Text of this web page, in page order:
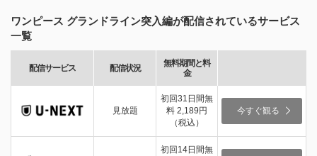
ワンピース グランドライン突入編が配信されているサービス
一覧
配信サービス 配信状況
無料期間と料
金
見放題
初回31日間無
料 2,189円
（税込）
今すぐ観る
初回14日間無